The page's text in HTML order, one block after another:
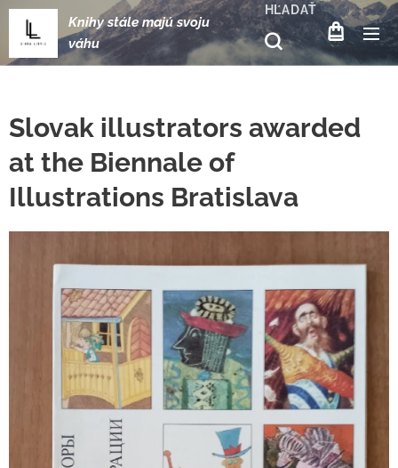
Knihy stále majú svoju
váhu
HĽADAŤ
Slovak illustrators awarded
at the Biennale of
Illustrations Bratislava